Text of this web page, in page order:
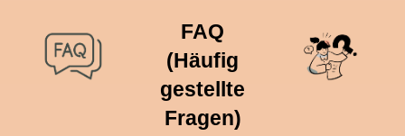
FAQ
(Häufig
gestellte
Fragen)